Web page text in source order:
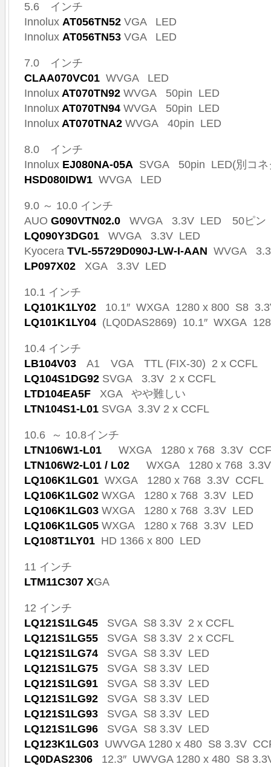
5.6 インチ
Innolux AT056TN52 VGA LED
Innolux AT056TN53 VGA LED
7.0 インチ
CLAA070VC01 WVGA LED
Innolux AT070TN92 WVGA 50pin LED
Innolux AT070TN94 WVGA 50pin LED
Innolux AT070TNA2 WVGA 40pin LED
8.0 インチ
Innolux EJ080NA-05A SVGA 50pin LED(別コネ
HSD080IDW1 WVGA LED
9.0 ～ 10.0 インチ
AUO G090VTN02.0 WVGA 3.3V LED 50ピン
LQ090Y3DG01 WVGA 3.3V LED
Kyocera TVL-55729D090J-LW-I-AAN WVGA
LP097X02 XGA 3.3V LED
10.1 インチ
LQ101K1LY02 10.1″ WXGA 1280 x 800 S8
LQ101K1LY04 (LQ0DAS2869) 10.1″ WXGA
10.4 インチ
LB104V03 A1 VGA TTL (FIX-30) 2 x CCFL
LQ104S1DG92 SVGA 3.3V 2 x CCFL
LTD104EA5F XGA やや難しい
LTN104S1-L01 SVGA 3.3V 2 x CCFL
10.6 ～ 10.8インチ
LTN106W1-L01 WXGA 1280 x 768 3.3V
LTN106W2-L01 / L02 WXGA 1280 x 768
LQ106K1LG01 WXGA 1280 x 768 3.3V CCFL
LQ106K1LG02 WXGA 1280 x 768 3.3V LED
LQ106K1LG03 WXGA 1280 x 768 3.3V LED
LQ106K1LG05 WXGA 1280 x 768 3.3V LED
LQ108T1LY01 HD 1366 x 800 LED
11 インチ
LTM11C307 XGA
12 インチ
LQ121S1LG45 SVGA S8 3.3V 2 x CCFL
LQ121S1LG55 SVGA S8 3.3V 2 x CCFL
LQ121S1LG74 SVGA S8 3.3V LED
LQ121S1LG75 SVGA S8 3.3V LED
LQ121S1LG91 SVGA S8 3.3V LED
LQ121S1LG92 SVGA S8 3.3V LED
LQ121S1LG93 SVGA S8 3.3V LED
LQ121S1LG96 SVGA S8 3.3V LED
LQ123K1LG03 UWVGA 1280 x 480 S8 3.3V
LQ0DAS2306 12.3″ UWVGA 1280 x 480 S8